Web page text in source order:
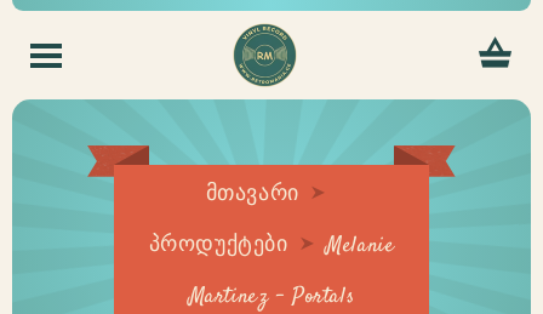
მთავარი
პროდუქტები
Melanie
Martinez – Portals